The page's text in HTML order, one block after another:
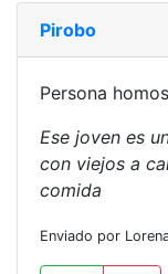
Pirobo
Persona
Ese joven es
con viejos a
comida
Enviado por